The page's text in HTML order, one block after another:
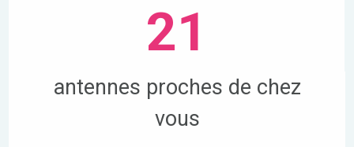
21
antennes proches de chez
vous